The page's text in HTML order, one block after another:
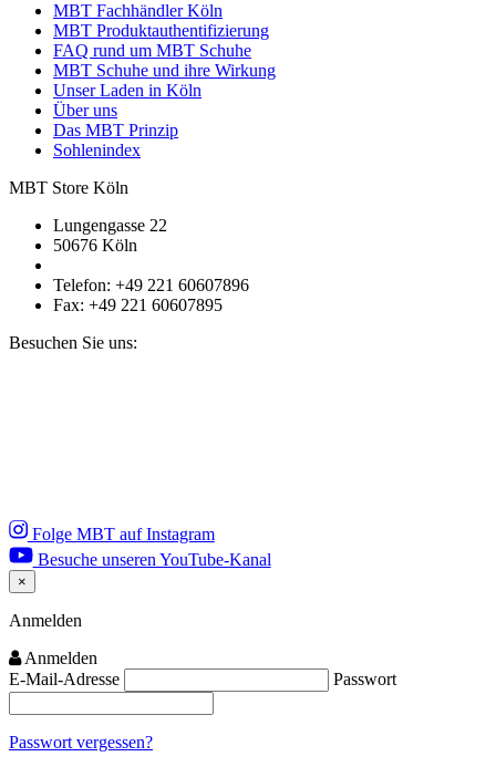
MBT Fachhändler Köln
MBT Produktauthentifizierung
FAQ rund um MBT Schuhe
MBT Schuhe und ihre Wirkung
Unser Laden in Köln
Über uns
Das MBT Prinzip
Sohlenindex
MBT Store Köln
Lungengasse 22
50676 Köln
Telefon: +49 221 60607896
Fax: +49 221 60607895
Besuchen Sie uns:
Folge MBT auf Instagram
Besuche unseren YouTube-Kanal
×
Close
Anmelden
Anmelden
E-Mail-Adresse
Passwort
Passwort vergessen?